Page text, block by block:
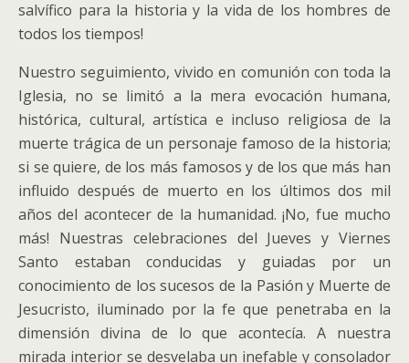
salvífico para la historia y la vida de los hombres de
todos los tiempos!
Nuestro seguimiento, vivido en comunión con toda la
Iglesia, no se limitó a la mera evocación humana,
histórica, cultural, artística e incluso religiosa de la
muerte trágica de un personaje famoso de la historia;
si se quiere, de los más famosos y de los que más han
influido después de muerto en los últimos dos mil
años del acontecer de la humanidad. ¡No, fue mucho
más! Nuestras celebraciones del Jueves y Viernes
Santo estaban conducidas y guiadas por un
conocimiento de los sucesos de la Pasión y Muerte de
Jesucristo, iluminado por la fe que penetraba en la
dimensión divina de lo que acontecía. A nuestra
mirada interior se desvelaba un inefable y consolador